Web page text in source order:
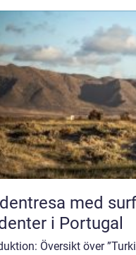
med
i Portugal
Översikt över